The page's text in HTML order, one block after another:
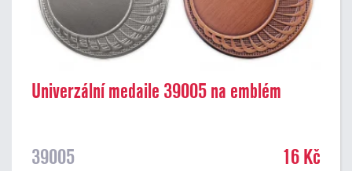
Univerzální medaile 39005 na emblém
39005 16 Kč